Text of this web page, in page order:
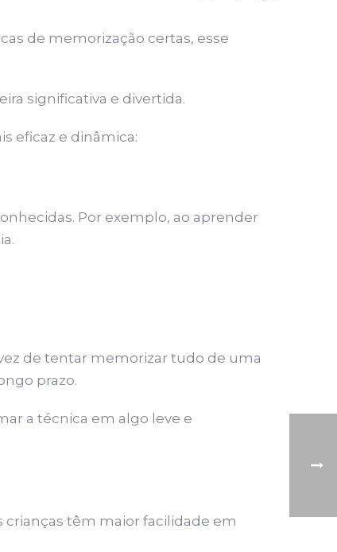
de memorização certas, esse
significativa e divertida.
eficaz e dinâmica:
Por exemplo, ao aprender
de tentar memorizar tudo de uma
prazo.
a técnica em algo leve e
têm maior facilidade em